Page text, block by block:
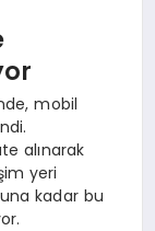
mobil
alınarak
yeri
kadar bu